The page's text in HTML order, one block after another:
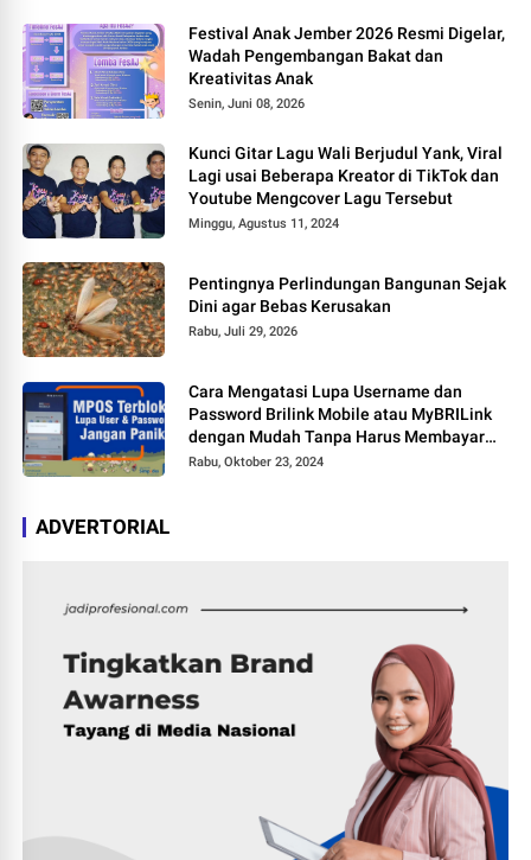
Festival Anak Jember 2026 Resmi Digelar,
Wadah Pengembangan Bakat dan
Kreativitas Anak
Senin, Juni 08, 2026
Kunci Gitar Lagu Wali Berjudul Yank, Viral
Lagi usai Beberapa Kreator di TikTok dan
Youtube Mengcover Lagu Tersebut
Minggu, Agustus 11, 2024
Pentingnya Perlindungan Bangunan Sejak
Dini agar Bebas Kerusakan
Rabu, Juli 29, 2026
Cara Mengatasi Lupa Username dan
Password Brilink Mobile atau MyBRILink
dengan Mudah Tanpa Harus Membayar
Jasa
Rabu, Oktober 23, 2024
ADVERTORIAL